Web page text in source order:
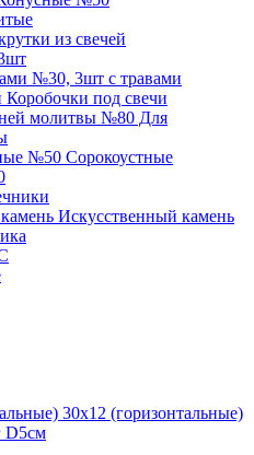
из свечей
№30, 3шт с травами
Коробочки под свечи
№80 Для
№50 Сорокоустные
Искусственный камень
30x12 (горизонтальные)
D5см